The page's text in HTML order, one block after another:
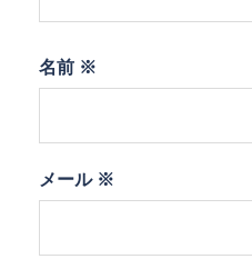
名前 ※
メール ※